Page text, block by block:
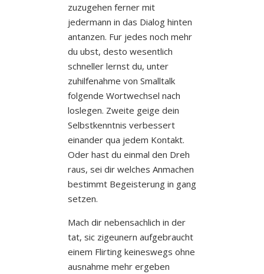
zuzugehen ferner mit
jedermann in das Dialog hinten
antanzen. Fur jedes noch mehr
du ubst, desto wesentlich
schneller lernst du, unter
zuhilfenahme von Smalltalk
folgende Wortwechsel nach
loslegen. Zweite geige dein
Selbstkenntnis verbessert
einander qua jedem Kontakt.
Oder hast du einmal den Dreh
raus, sei dir welches Anmachen
bestimmt Begeisterung in gang
setzen.
Mach dir nebensachlich in der
tat, sic zigeunern aufgebraucht
einem Flirting keineswegs ohne
ausnahme mehr ergeben